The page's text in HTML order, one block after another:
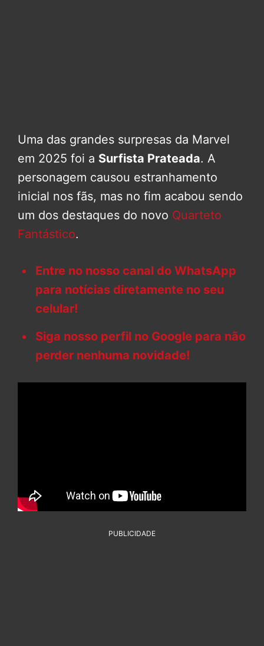
Uma das grandes surpresas da Marvel
em 2025 foi a Surfista Prateada. A
personagem causou estranhamento
inicial nos fãs, mas no fim acabou sendo
um dos destaques do novo Quarteto
Fantástico.
Entre no nosso canal do WhatsApp
para notícias diretamente no seu
celular!
Siga nosso perfil no Google para não
perder nenhuma novidade!
PUBLICIDADE